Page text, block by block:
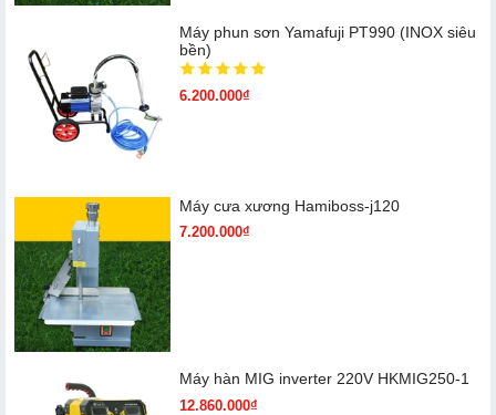
Máy phun sơn Yamafuji PT990 (INOX siêu
bền)
6.200.000₫
Máy cưa xương Hamiboss-j120
7.200.000₫
Máy hàn MIG inverter 220V HKMIG250-1
12.860.000₫